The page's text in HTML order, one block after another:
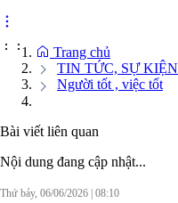
: :
Trang chủ
TIN TỨC, SỰ KIỆN
Người tốt , việc tốt
Bài viết liên quan
Nội dung đang cập nhật...
Thứ bảy, 06/06/2026 | 08:10